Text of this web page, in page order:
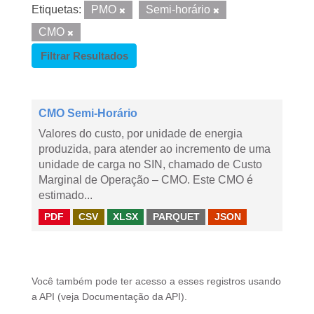
Etiquetas: PMO
Semi-horário
CMO
Filtrar Resultados
CMO Semi-Horário
Valores do custo, por unidade de energia
produzida, para atender ao incremento de uma
unidade de carga no SIN, chamado de Custo
Marginal de Operação – CMO. Este CMO é
estimado...
PDF CSV XLSX PARQUET JSON
Você também pode ter acesso a esses registros usando
a API (veja Documentação da API ).